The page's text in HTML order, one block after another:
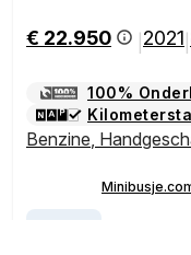
€ 22.950 2021
100%
Benzine,